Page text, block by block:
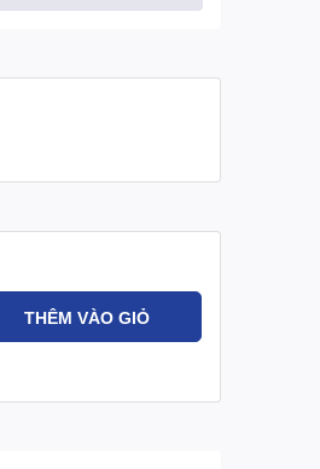
THÊM VÀO GIỎ